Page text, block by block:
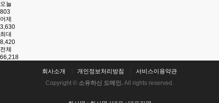
오늘
803
어제
3,630
최대
8,420
전체
66,218
회사소개 개인정보처리방침
서비스이용약관
Copyright © 소유하신 도메인. All rights reserved.